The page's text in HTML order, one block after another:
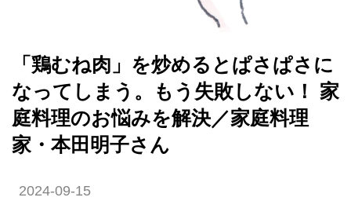
「鶏むね肉」を炒めるとぱさぱさに
なってしまう。もう失敗しない！ 家
庭料理のお悩みを解決／家庭料理
家・本田明子さん
2024-09-15